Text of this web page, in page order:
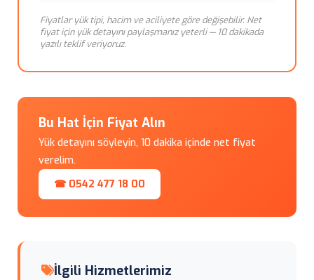
Fiyatlar yük tipi, hacim ve aciliyete göre değişebilir. Net
fiyat için yük detayını paylaşmanız yeterli — 10 dakikada
yazılı teklif veriyoruz.
Bu Hat İçin Fiyat Alın
Yük detayını söyleyin, 10 dakika içinde net fiyat
verelim.
☎ 0542 477 18 00
İlgili Hizmetlerimiz